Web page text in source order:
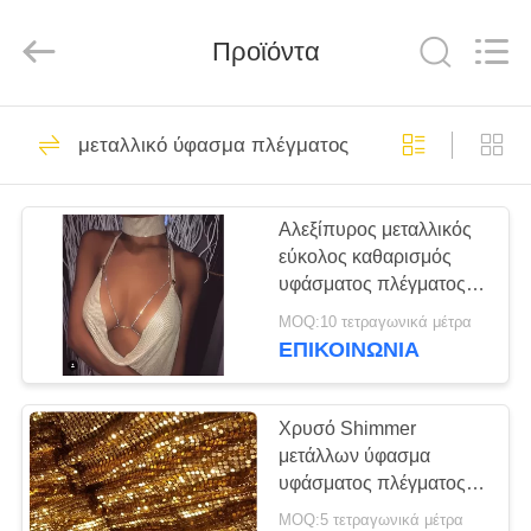
ΣΠΊΤΙ
ΠΡΟΪΌΝΤΑ
ΠΕΡΊΠΟΥ
ΕΜΕΊΣ
ΓΎΡΟΣ
ΕΡΓΟΣΤΑΣΊΩΝ
ΠΟΙΟΤΙΚΌΣ
2021
decorativeropemesh.com.
Reserved.
πλέγμα σχοινιών
καλωδίων
ανοξείδωτου
Διακοσμητικό
πλέγμα σχοινιών
23
Προϊόντα
μεταλλικό ύφασμα πλέγματος
Αλεξίπυρος μεταλλικός
εύκολος καθαρισμός
υφάσματος πλέγματος
για το φόρεμα/τις
τσάντες βραδιού
MOQ:10 τετραγωνικά μέτρα
ΕΠΙΚΟΙΝΩΝΙΑ
Χρυσό Shimmer
μετάλλων ύφασμα
υφάσματος πλέγματος
τσεκιών μεταλλικό για τις
MOQ:5 τετραγωνικά μέτρα